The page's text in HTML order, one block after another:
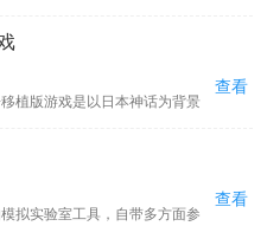
都能满足，支持任务分配、进
通等功能，跨平台兼容性保证
存储保障数据安全与可访问
成提升团队效率理想之选。
植版游戏是以日本神话为背景
强大敌人并解开雷电将军背后
升级和策略战斗等元素带来深
戏或对神话故事感兴趣的玩家
查看
拟实验室工具，自带多方面参
查看